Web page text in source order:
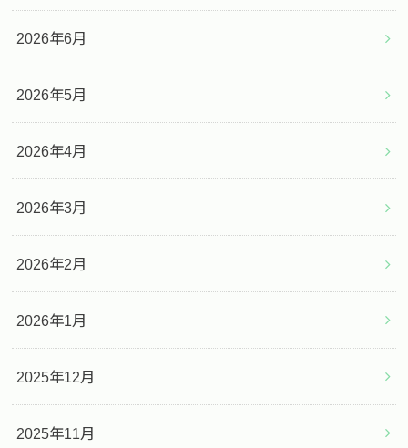
2026年6月
2026年5月
2026年4月
2026年3月
2026年2月
2026年1月
2025年12月
2025年11月